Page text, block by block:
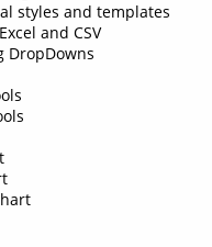
styles and templates
and CSV
DropDowns